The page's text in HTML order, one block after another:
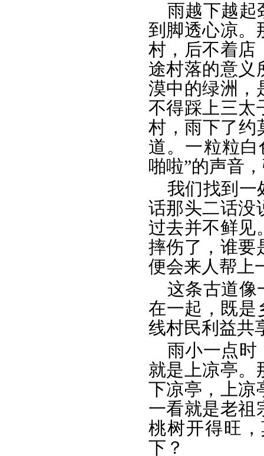
雨越下越起
到脚透心凉。
村，后不着店
途村落的意义
漠中的绿洲，
不得踩上三太
村，雨下了约
道。一粒粒
啪啦”的声音
我们找到一
话那头二话没
过去并不鲜见
摔伤了，谁要
便会来人帮上
这条古道像
在一起，既是
线村民利益共
雨小一点时
就是上凉亭。
下凉亭，上凉
一看就是老祖
桃树开得旺
下？